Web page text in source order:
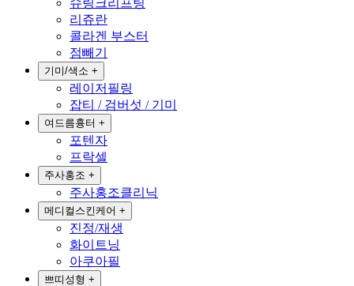
리쥬란
콜라겐 부스터
점빼기
기미/색소 +
레이저필링
잡티 / 검버섯 / 기미
여드름흉터 +
포텐자
프락셀
주사홍조 +
주사홍조클리닉
메디컬스킨케어 +
진정/재생
화이트닝
아쿠아필
쁘띠성형 +